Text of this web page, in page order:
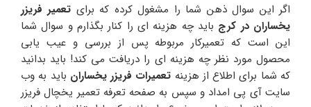
اگر این سوال ذهن شما را مشغول کرده که برای تعمیر فریزر
یخساران در کرج باید چه هزینه ای را کنار بگذارم و سوال شما
این است که تعمیرکار مربوطه پس از بررسی و عیب یابی
محصول مورد نظر چه هزینه ای را دریافت می کند! باید بدانید
که شما برای اطلاع از هزینه تعمیرات فریزر یخساران باید به وب
سایت آی پی امداد و سپس به صفحه تعرفه تعمیر یخچال فریزر